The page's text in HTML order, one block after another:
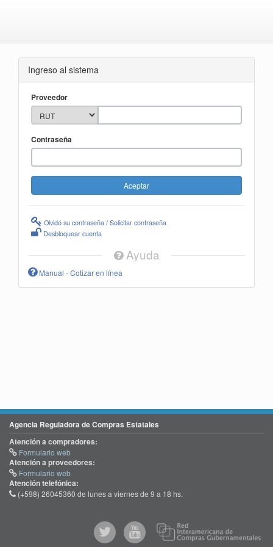
Ingreso al sistema
Proveedor
Contraseña
Olvidó su contraseña / Solicitar contraseña
Desbloquear cuenta
Ayuda
Manual - Cotizar en línea
Agencia Reguladora de Compras Estatales
Atención a compradores:
Formulario web
Atención a proveedores:
Formulario web
Atención telefónica:
(+598) 26045360 de lunes a viernes de 9 a 18 hs.
@comprasgubuy
ACCE